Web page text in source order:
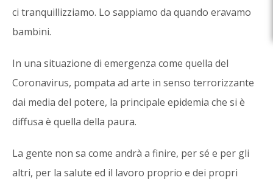
ci tranquillizziamo. Lo sappiamo da quando eravamo
bambini.
In una situazione di emergenza come quella del
Coronavirus, pompata ad arte in senso terrorizzante
dai media del potere, la principale epidemia che si è
diffusa è quella della paura.
La gente non sa come andrà a finire, per sé e per gli
altri, per la salute ed il lavoro proprio e dei propri